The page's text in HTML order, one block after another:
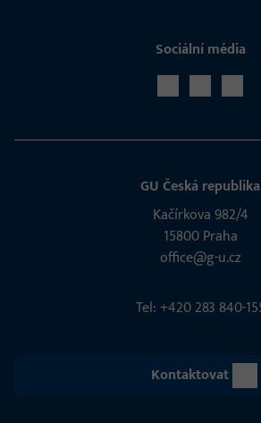
Sociální média
GU Česká republika
Kačírkova 982/4
15800 Praha
office@g-u.cz
Tel: +420 283 840-
Kontaktovat